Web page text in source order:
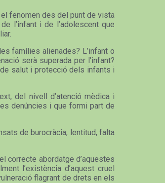
fenomen des del punt de vista
l’infant i de l’adolescent que
famílies alienades? L’infant o
serà superada per l’infant?
salut i protecció dels infants i
del nivell d’atenció mèdica i
denúncies i que formi part de
de burocràcia, lentitud, falta
correcte abordatge d’aquestes
l’existència d’aquest cruel
flagrant de drets en els